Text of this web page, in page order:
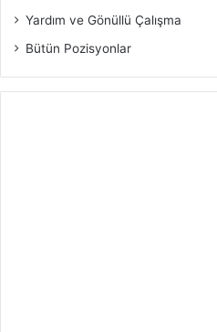
Yardım ve Gönüllü Çalışma
Bütün Pozisyonlar